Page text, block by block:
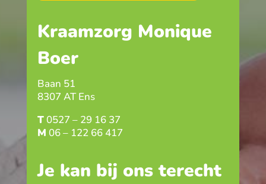
Kraamzorg Monique
Boer
Baan 51
8307 AT Ens
T 0527 – 29 16 37
M 06 – 122 66 417
Je kan bij ons terecht